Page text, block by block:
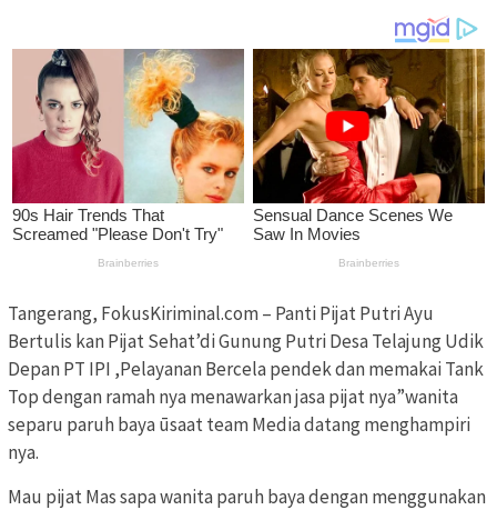
Tangerang, FokusKiriminal.com – Panti Pijat Putri Ayu
Bertulis kan Pijat Sehat’di Gunung Putri Desa Telajung Udik
Depan PT IPI ,Pelayanan Bercela pendek dan memakai Tank
Top dengan ramah nya menawarkan jasa pijat nya”wanita
separu paruh baya ūsaat team Media datang menghampiri
nya.
Mau pijat Mas sapa wanita paruh baya dengan menggunakan